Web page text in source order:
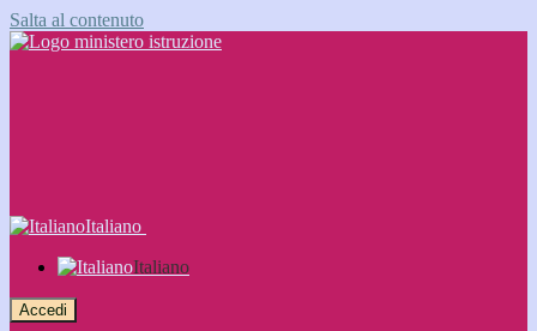
Salta al contenuto
Italiano
Italiano
Accedi